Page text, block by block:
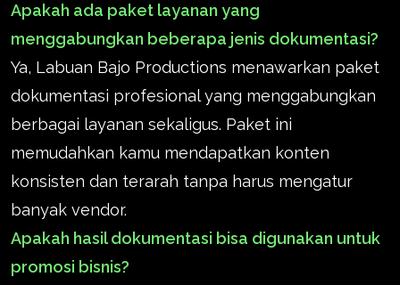
Apakah ada paket layanan yang
menggabungkan beberapa jenis dokumentasi?
Ya, Labuan Bajo Productions menawarkan paket
dokumentasi profesional yang menggabungkan
berbagai layanan sekaligus. Paket ini
memudahkan kamu mendapatkan konten
konsisten dan terarah tanpa harus mengatur
banyak vendor.
Apakah hasil dokumentasi bisa digunakan untuk
promosi bisnis?